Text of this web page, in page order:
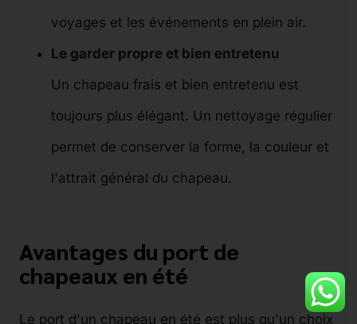
voyages et les événements en plein air.
Le garder propre et bien entretenu
Un chapeau frais et bien entretenu est
toujours plus élégant. Un nettoyage régulier
permet de conserver la forme, la couleur et
l'attrait général du chapeau.
Avantages du port de
chapeaux en été
Le port d'un chapeau en été est plus qu'un choix